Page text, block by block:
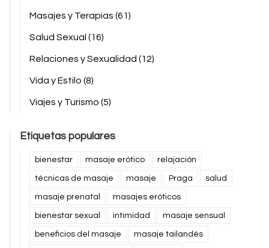
Masajes y Terapias (61)
Salud Sexual (16)
Relaciones y Sexualidad (12)
Vida y Estilo (8)
Viajes y Turismo (5)
Etiquetas populares
bienestar masaje erótico relajación
técnicas de masaje masaje Praga salud
masaje prenatal masajes eróticos
bienestar sexual intimidad masaje sensual
beneficios del masaje masaje tailandés